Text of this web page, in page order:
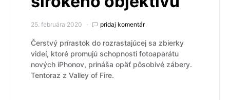
25. februára 2020 pridaj komentár
Čerstvý prírastok do rozrastajúcej sa zbierky
videí, ktoré promujú schopnosti fotoaparátu
nových iPhonov, prináša opäť pôsobivé zábery.
Tentoraz z Valley of Fire.